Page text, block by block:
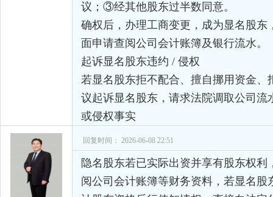
议；③经其他股东过半数同意。
确权后，办理工商变更，成为显名股东
面申请查阅公司会计账簿及银行流水。
起诉显名股东违约 / 侵权
若显名股东拒不配合、擅自挪用资金、
议起诉显名股东，请求法院调取公司流
或侵权事实
回复时间： 2026-06-08 22:51
隐名股东若已实际出资并享有股东权
阅公司会计账簿等财务资料，若显名股